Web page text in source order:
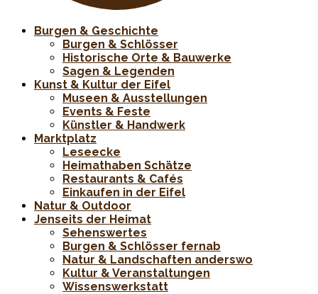
Burgen & Geschichte
Burgen & Schlösser
Historische Orte & Bauwerke
Sagen & Legenden
Kunst & Kultur der Eifel
Museen & Ausstellungen
Events & Feste
Künstler & Handwerk
Marktplatz
Leseecke
Heimathaben Schätze
Restaurants & Cafés
Einkaufen in der Eifel
Natur & Outdoor
Jenseits der Heimat
Sehenswertes
Burgen & Schlösser fernab
Natur & Landschaften anderswo
Kultur & Veranstaltungen
Wissenswerkstatt